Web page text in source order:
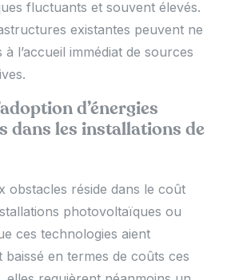
fluctuants et souvent élevés.
existantes peuvent ne
l’accueil immédiat de sources
d’énergies
dans les installations de
obstacles réside dans le coût
photovoltaïques ou
ces technologies aient
baissé en termes de coûts ces